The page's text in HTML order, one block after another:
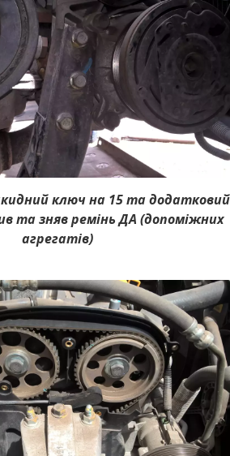
ключ на 15 та додатковий
та зняв ремінь ДА (допоміжних
агрегатів)